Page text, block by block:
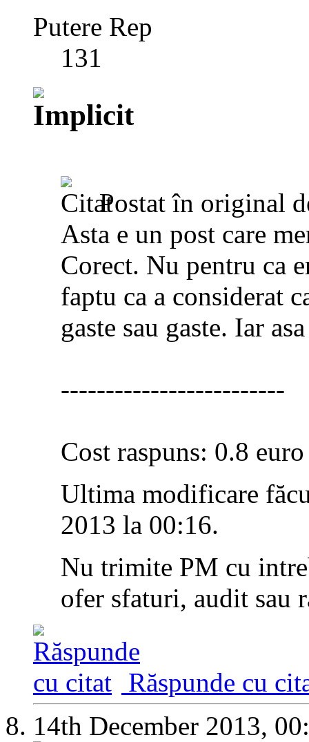
Putere Rep
131
Postat în original
Asta e un post care
Corect. Nu pentru ca
faptu ca a considerat
gaste sau gaste. Iar
-------------------------
Cost raspuns: 0.8
Ultima modificare
2013 la 00:16.
Nu trimite PM cu
ofer sfaturi, audit sau
Răspunde cu
14th December 2013,